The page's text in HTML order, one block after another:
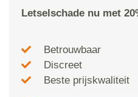
Letselschade nu met
Betrouwbaar
Discreet
Beste prijskwaliteit